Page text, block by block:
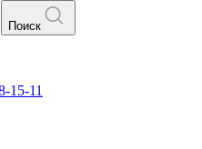
Поиск
15-11